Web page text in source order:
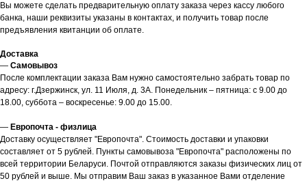
Вы можете сделать предварительную оплату заказа через кассу любого
банка, наши реквизиты указаны в контактах, и получить товар после
предъявления квитанции об оплате.
Доставка
— Самовывоз
После комплектации заказа Вам нужно самостоятельно забрать товар по
адресу: г.Дзержинск, ул. 11 Июля, д. 3А. Понедельник – пятница: с 9.00 до
18.00, суббота – воскресенье: 9.00 до 15.00.
— Европочта - физлица
Доставку осуществляет "Европочта". Стоимость доставки и упаковки
составляет от 5 рублей. Пункты самовывоза "Европочта" расположены по
всей территории Беларуси. Почтой отправляются заказы физических лиц от
50 рублей и выше. Мы отправим Ваш заказ в указанное Вами отделение